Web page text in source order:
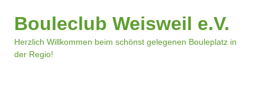
Bouleclub Weisweil e.V.
Herzlich Willkommen beim schönst gelegenen Bouleplatz in
der Regio!